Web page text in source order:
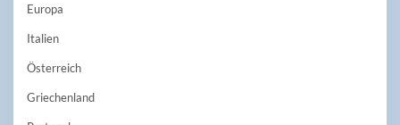
Europa
Italien
Österreich
Griechenland